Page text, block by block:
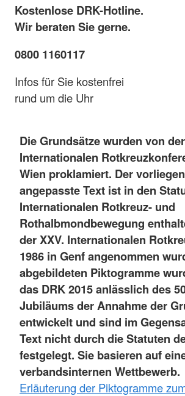
Kostenlose DRK-Hotline.
Wir beraten Sie gerne.
0800 1160117
Infos für Sie kostenfrei
rund um die Uhr
Die Grundsätze wurden von
Internationalen
Wien proklamiert. Der
angepasste Text ist in den
Internationalen Rotkreuz- und
Rothalbmondbewegung
der XXV. Internationalen
1986 in Genf angenommen
abgebildeten Piktogramme
das DRK 2015 anlässlich des
Jubiläums der Annahme der
entwickelt und sind im
Text nicht durch die Statuten
festgelegt. Sie basieren auf
verbandsinternen Wettbewerb.
Erläuterung der Piktogramme